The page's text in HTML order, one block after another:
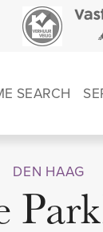
SEARCH
DEN HAAG